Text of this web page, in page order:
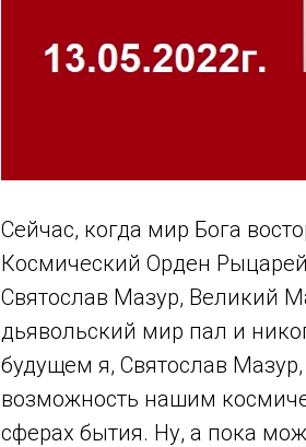
Сейчас, когда мир Бога
Космический Орден
Святослав Мазур, Великий
дьявольский мир пал и
будущем я, Святослав
возможность нашим
сферах бытия. Ну, а пока